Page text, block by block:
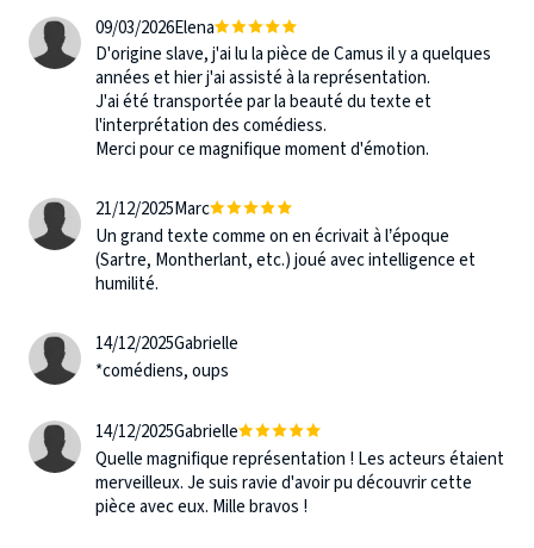
09/03/2026Elena
D'origine slave, j'ai lu la pièce de Camus il y a quelques
années et hier j'ai assisté à la représentation.
J'ai été transportée par la beauté du texte et
l'interprétation des comédiess.
Merci pour ce magnifique moment d'émotion.
21/12/2025Marc
Un grand texte comme on en écrivait à l’époque
(Sartre, Montherlant, etc.) joué avec intelligence et
humilité.
14/12/2025Gabrielle
*comédiens, oups
14/12/2025Gabrielle
Quelle magnifique représentation ! Les acteurs étaient
merveilleux. Je suis ravie d'avoir pu découvrir cette
pièce avec eux. Mille bravos !